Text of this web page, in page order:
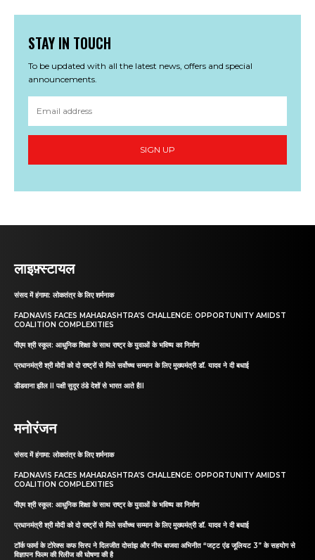
STAY IN TOUCH
To be updated with all the latest news, offers and special
announcements.
SIGN UP
लाइफ़्स्टायल
संसद में हंगामा: लोकतंत्र के लिए शर्मनाक
FADNAVIS FACES MAHARASHTRA’S CHALLENGE: OPPORTUNITY AMIDST
COALITION COMPLEXITIES
पीएम श्री स्कूल: आधुनिक शिक्षा के साथ राष्ट्र के युवाओं के भविष्य का निर्माण
प्रधानमंत्री श्री मोदी को दो राष्ट्रों से मिले सर्वोच्च सम्मान के लिए मुख्यमंत्री डॉ. यादव ने दी बधाई
डीडवाना झील II पक्षी सुदूर ठंडे देशों से भारत आते हैII
मनोरंजन
संसद में हंगामा: लोकतंत्र के लिए शर्मनाक
FADNAVIS FACES MAHARASHTRA’S CHALLENGE: OPPORTUNITY AMIDST
COALITION COMPLEXITIES
पीएम श्री स्कूल: आधुनिक शिक्षा के साथ राष्ट्र के युवाओं के भविष्य का निर्माण
प्रधानमंत्री श्री मोदी को दो राष्ट्रों से मिले सर्वोच्च सम्मान के लिए मुख्यमंत्री डॉ. यादव ने दी बधाई
टॉर्क फार्मा के टोरेक्स कफ सिरप ने दिलजीत दोसांझ और नीरू बाजवा अभिनीत “जट्ट एंड जूलियट 3” के सहयोग से
विज्ञापन फिल्म की रिलीज की घोषणा की है